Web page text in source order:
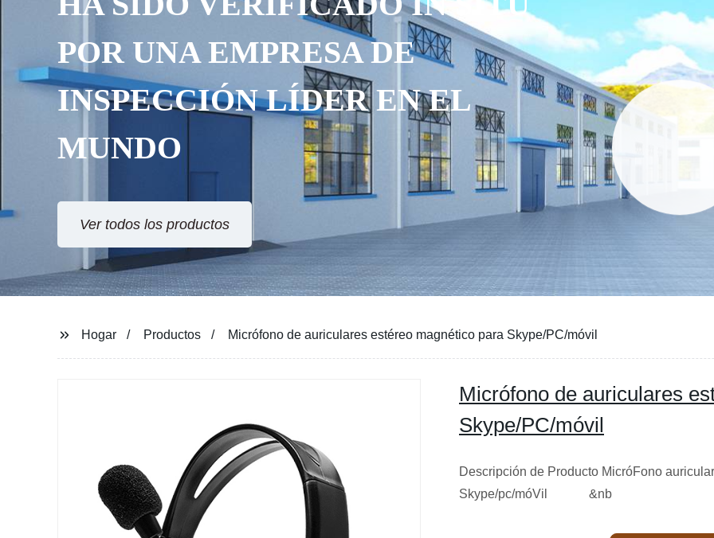
POR UNA EMPRESA DE
INSPECCIÓN LÍDER EN EL
MUNDO
Ver todos los productos
Hogar Productos Micrófono de auriculares estéreo magnético para Skype/PC/móvil
Micrófono de auriculares
Skype/PC/móvil
Descripción de Producto MicróFono
Skype/pc/móVil &nb